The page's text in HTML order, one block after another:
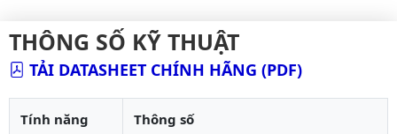
THÔNG SỐ KỸ THUẬT
TẢI DATASHEET CHÍNH HÃNG (PDF)
Tính năng Thông số